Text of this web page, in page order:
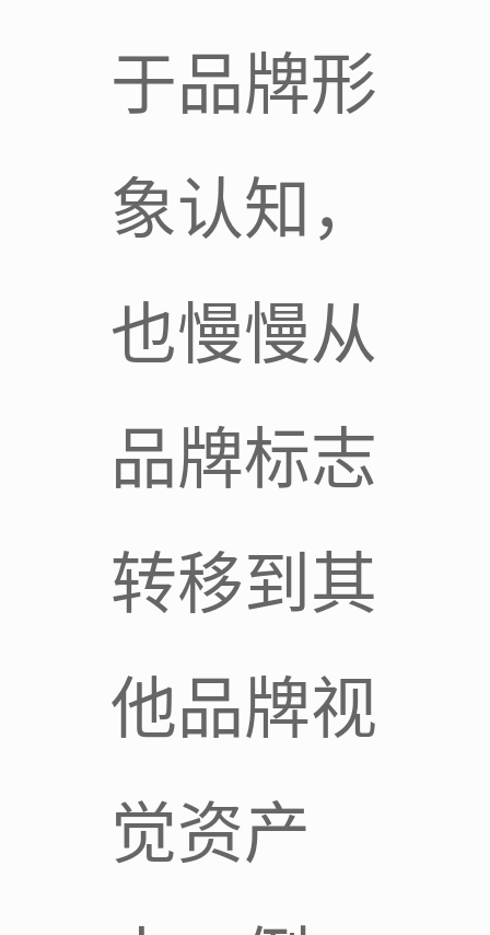
于品牌形
象认知，
也慢慢从
品牌标志
转移到其
他品牌视
觉资产